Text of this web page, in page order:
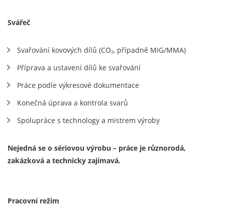
Svářeč
Svařování kovových dílů (CO₂, případně MIG/MMA)
Příprava a ustavení dílů ke svařování
Práce podle výkresové dokumentace
Konečná úprava a kontrola svarů
Spolupráce s technology a mistrem výroby
Nejedná se o sériovou výrobu – práce je různorodá,
zakázková a technicky zajímavá.
Pracovní režim